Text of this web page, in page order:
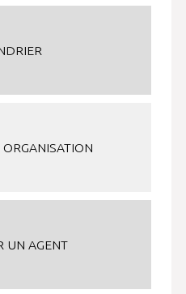
UN AGENT